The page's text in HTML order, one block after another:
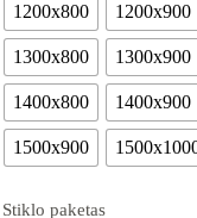
1200x800 1200x900
1300x800 1300x900
1400x800 1400x900
1500x900
Stiklo paketas